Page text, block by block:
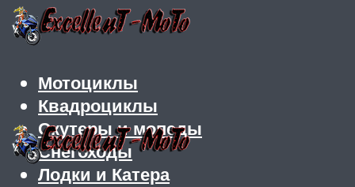
Мотоциклы
Квадроциклы
Скутеры и мопеды
Снегоходы
Лодки и Катера